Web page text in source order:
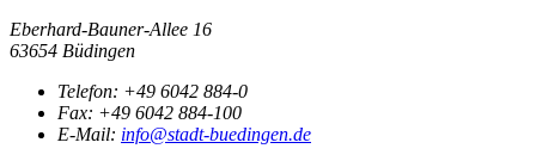
Eberhard-Bauner-Allee 16
63654 Büdingen
Telefon: +49 6042 884-0
Fax: +49 6042 884-100
E-Mail: info@stadt-buedingen.de